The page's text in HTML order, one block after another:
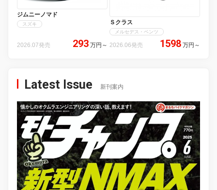
ジムニーノマド
スズキ
2026.07発売 293 万円 ～
Ｓクラス
メルセデス・ベンツ
2026.06発売 1598 万円 ～
Latest Issue 新刊案内